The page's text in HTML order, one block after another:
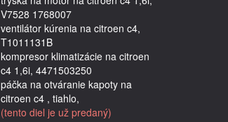
V7528 1768007
ventilátor kúrenia na citroen c4,
T1011131B
kompresor klimatizácie na citroen
c4 1,6i, 4471503250
páčka na otváranie kapoty na
citroen c4 , tiahlo,
(tento diel je už predaný)